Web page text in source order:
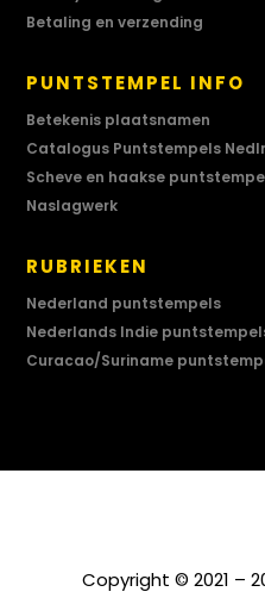
Betaling en verzending
PUNTSTEMPEL INFO
Betekenis plaatsnamen
Catalogus Puntstempels
Scheve en haakse
Naslagwerk
RUBRIEKEN
Nederland puntstempels
Nederlands Indie
Curacao/Suriname
Copyright © 2021 –